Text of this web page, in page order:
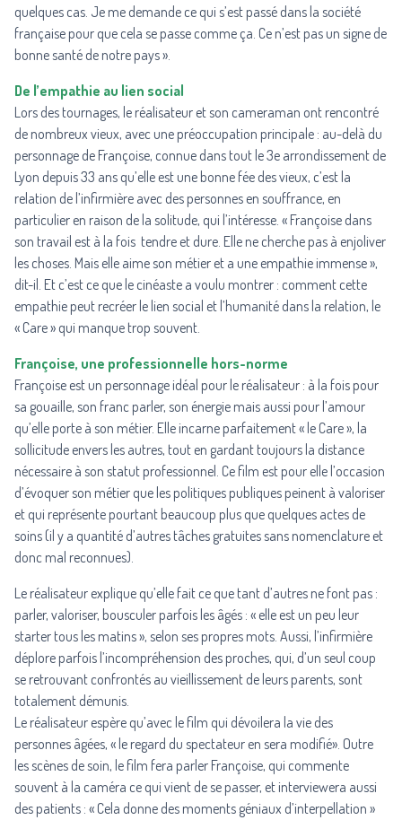
quelques cas. Je me demande ce qui s’est passé dans la société
française pour que cela se passe comme ça. Ce n’est pas un signe de
bonne santé de notre pays ».
De l’empathie au lien social
Lors des tournages, le réalisateur et son cameraman ont rencontré
de nombreux vieux, avec une préoccupation principale : au-delà du
personnage de Françoise, connue dans tout le 3e arrondissement de
Lyon depuis 33 ans qu’elle est une bonne fée des vieux, c’est la
relation de l’infirmière avec des personnes en souffrance, en
particulier en raison de la solitude, qui l’intéresse. « Françoise dans
son travail est à la fois tendre et dure. Elle ne cherche pas à enjoliver
les choses. Mais elle aime son métier et a une empathie immense »,
dit-il. Et c’est ce que le cinéaste a voulu montrer : comment cette
empathie peut recréer le lien social et l’humanité dans la relation, le
« Care » qui manque trop souvent.
Françoise, une professionnelle hors-norme
Françoise est un personnage idéal pour le réalisateur : à la fois pour
sa gouaille, son franc parler, son énergie mais aussi pour l’amour
qu’elle porte à son métier. Elle incarne parfaitement « le Care », la
sollicitude envers les autres, tout en gardant toujours la distance
nécessaire à son statut professionnel. Ce film est pour elle l’occasion
d’évoquer son métier que les politiques publiques peinent à valoriser
et qui représente pourtant beaucoup plus que quelques actes de
soins (il y a quantité d’autres tâches gratuites sans nomenclature et
donc mal reconnues).
Le réalisateur explique qu’elle fait ce que tant d’autres ne font pas :
parler, valoriser, bousculer parfois les âgés : « elle est un peu leur
starter tous les matins », selon ses propres mots. Aussi, l’infirmière
déplore parfois l’incompréhension des proches, qui, d’un seul coup
se retrouvant confrontés au vieillissement de leurs parents, sont
totalement démunis.
Le réalisateur espère qu’avec le film qui dévoilera la vie des
personnes âgées, « le regard du spectateur en sera modifié». Outre
les scènes de soin, le film fera parler Françoise, qui commente
souvent à la caméra ce qui vient de se passer, et interviewera aussi
des patients : « Cela donne des moments géniaux d’interpellation »